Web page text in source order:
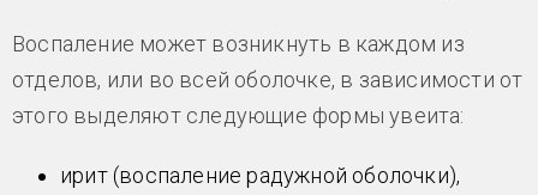
Воспаление может возникнуть в каждом из
отделов, или во всей оболочке, в зависимости от
этого выделяют следующие формы увеита:
ирит (воспаление радужной оболочки),